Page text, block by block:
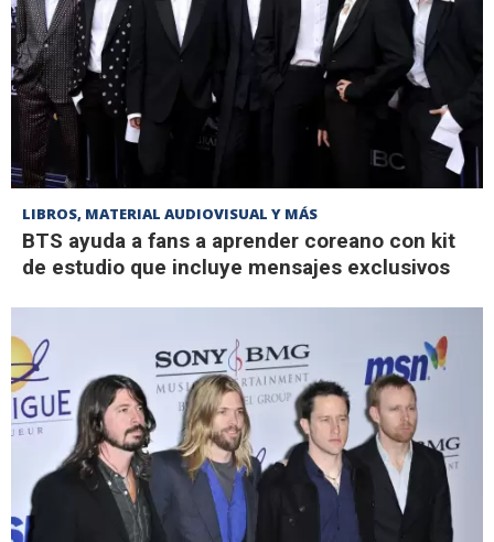
LIBROS, MATERIAL AUDIOVISUAL Y MÁS
BTS ayuda a fans a aprender coreano con kit
de estudio que incluye mensajes exclusivos